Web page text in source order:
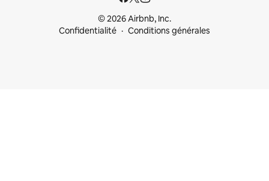
© 2026 Airbnb, Inc.
Confidentialité
Conditions générales